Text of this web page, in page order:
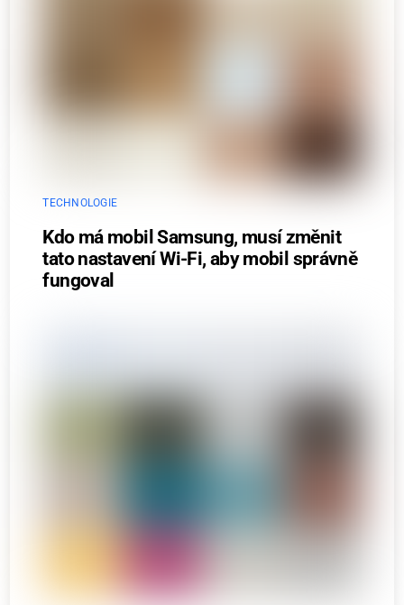
TECHNOLOGIE
Kdo má mobil Samsung, musí změnit
tato nastavení Wi-Fi, aby mobil správně
fungoval